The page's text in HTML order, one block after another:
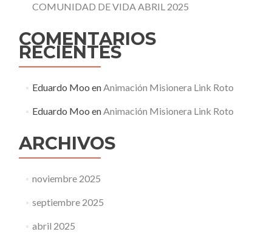
COMUNIDAD DE VIDA ABRIL 2025
COMENTARIOS
RECIENTES
Eduardo Moo enAnimación Misionera Link Roto
Eduardo Moo enAnimación Misionera Link Roto
ARCHIVOS
noviembre 2025
septiembre 2025
abril 2025